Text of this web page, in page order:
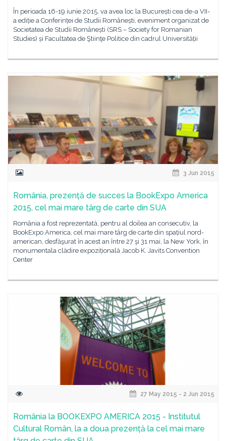
În perioada 16-19 iunie 2015, va avea loc la București cea de-a VII-
a ediție a Conferinței de Studii Românești, eveniment organizat de
Societatea de Studii Românești (SRS – Society for Romanian
Studies) și Facultatea de Ştiinţe Politice din cadrul Universității
3 Jun 2015
România, prezență de succes la BookExpo America
2015, cel mai mare târg de carte din SUA
România a fost reprezentată, pentru al doilea an consecutiv, la
BookExpo America, cel mai mare târg de carte din spațiul nord-
american, desfăşurat în acest an între 27 şi 31 mai, la New York, în
monumentala clădire expozițională Jacob K. Javits Convention
Center
27 May 2015 - 2 Jun 2015
România la BOOKEXPO AMERICA 2015 - Institutul
Cultural Român, la a doua prezență la cel mai mare